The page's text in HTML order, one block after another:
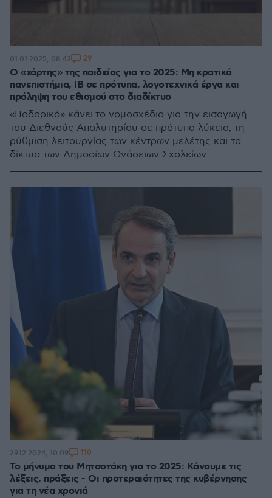
Ο «χάρτης» της παιδείας για το 2025: Μη κρατικά
πανεπιστήμια, ΙΒ σε πρότυπα, λογοτεχνικά έργα και
πρόληψη του εθισμού στο διαδίκτυο
«Ποδαρικό» κάνει το νομοσχέδιο για την εισαγωγή
του Διεθνούς Απολυτηρίου σε πρότυπα λύκεια, τη
ρύθμιση λειτουργίας των κέντρων μελέτης και το
δίκτυο των Δημοσίων Ωνάσειων Σχολείων
01.01.2025, 08:43 29
To μήνυμα του Μητσοτάκη για το 2025: Κάνουμε τις
λέξεις, πράξεις - Οι προτεραιότητες της κυβέρνησης
για τη νέα χρονιά
29.12.2024, 10:09 110